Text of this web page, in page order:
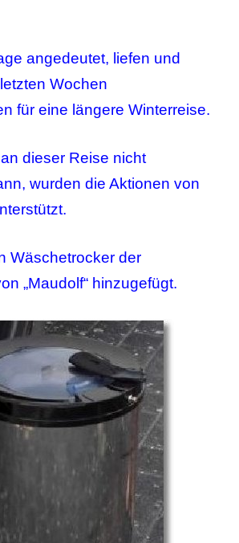
angedeutet, liefen und
Wochen
für eine längere Winterreise.
dieser Reise nicht
wurden die Aktionen von
Wäschetrocker der
„Maudolf“ hinzugefügt.